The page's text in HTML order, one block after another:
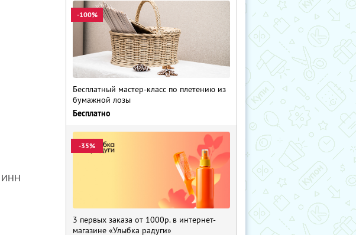
ИНН
-100%
Бесплатный мастер-класс по плетению из
бумажной лозы
Бесплатно
-35%
3 первых заказа от 1000р. в интернет-
магазине «Улыбка радуги»